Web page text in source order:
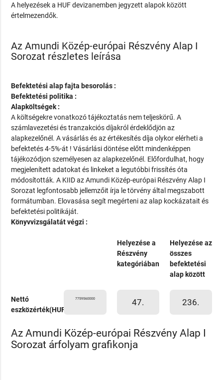
A helyezések a HUF devizanemben jegyzett alapok között
értelmezendők.
Az Amundi Közép-európai Részvény Alap I
Sorozat részletes leírása
Befektetési alap fajta besorolás :
Befektetési politika :
Alapköltségek :
A költségekre vonatkozó tájékoztatás nem teljeskörű. A
számlavezetési és tranzakciós díjakról érdeklődjön az
alapkezelőnél. A vásárlás és az értékesítés díja olykor elérheti a
befektetés 4-5%-át ! Vásárlási döntése előtt mindenképpen
tájékozódjon személyesen az alapkezelőnél. Előfordulhat, hogy
megjelenített adatokat és linkeket a legutóbbi frissítés óta
módosították. A KIID az Amundi Közép-európai Részvény Alap I
Sorozat legfontosabb jellemzőit írja le törvény által megszabott
formátumban. Elovasása segít megérteni az alap kockázatait és
befektetési politikáját.
Könyvvizsgálatát végzi :
Helyezése a
Részvény
kategóriában
Helyezése az
összes
befektetési
alap között
Nettó
eszközérték(HUF)
7759560000 47. 236.
Az Amundi Közép-európai Részvény Alap I
Sorozat árfolyam grafikonja